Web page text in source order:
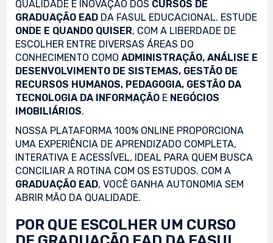
QUALIDADE E INOVAÇÃO DOS CURSOS DE
GRADUAÇÃO EAD DA FASUL EDUCACIONAL. ESTUDE
ONDE E QUANDO QUISER, COM A LIBERDADE DE
ESCOLHER ENTRE DIVERSAS ÁREAS DO
CONHECIMENTO COMO ADMINISTRAÇÃO, ANÁLISE E
DESENVOLVIMENTO DE SISTEMAS, GESTÃO DE
RECURSOS HUMANOS, PEDAGOGIA, GESTÃO DA
TECNOLOGIA DA INFORMAÇÃO E NEGÓCIOS
IMOBILIÁRIOS.
NOSSA PLATAFORMA 100% ONLINE PROPORCIONA
UMA EXPERIÊNCIA DE APRENDIZADO COMPLETA,
INTERATIVA E ACESSÍVEL, IDEAL PARA QUEM BUSCA
CONCILIAR A ROTINA COM OS ESTUDOS. COM A
GRADUAÇÃO EAD, VOCÊ GANHA AUTONOMIA SEM
ABRIR MÃO DA QUALIDADE.
POR QUE ESCOLHER UM CURSO